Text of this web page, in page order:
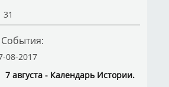
31
События:
08-2017
7 августа - Календарь Истории.